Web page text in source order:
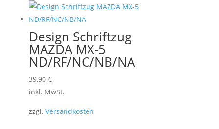
auf.
können
auf
der
Design Schriftzug
MAZDA MX-5
ND/RF/NC/NB/NA
39,90 €
mehrere
inkl. MwSt.
zzgl. Versandkosten